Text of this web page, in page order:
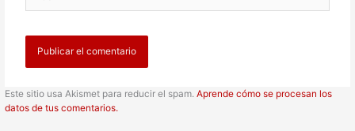
Este sitio usa Akismet para reducir el spam.Aprende cómo se procesan los
datos de tus comentarios.